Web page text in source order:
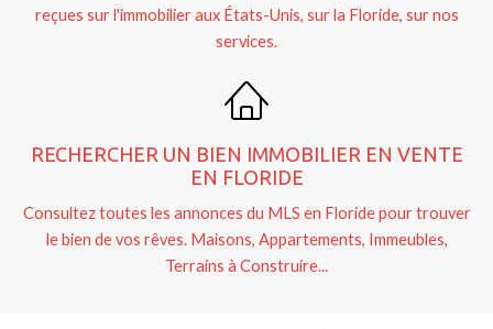
reçues sur l'immobilier aux États-Unis, sur la Floride, sur nos
services.
RECHERCHER UN BIEN IMMOBILIER EN VENTE
EN FLORIDE
Consultez toutes les annonces du MLS en Floride pour trouver
le bien de vos rêves. Maisons, Appartements, Immeubles,
Terrains à Construire...